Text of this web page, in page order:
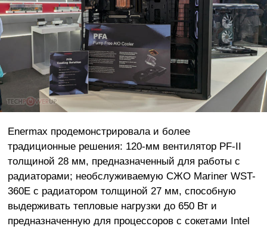
Enermax продемонстрировала и более
традиционные решения: 120-мм вентилятор PF-II
толщиной 28 мм, предназначенный для работы с
радиаторами; необслуживаемую СЖО Mariner WST-
360E с радиатором толщиной 27 мм, способную
выдерживать тепловые нагрузки до 650 Вт и
предназначенную для процессоров с сокетами Intel